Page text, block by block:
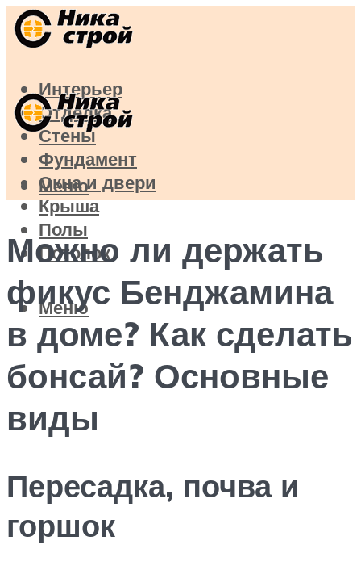
Интерьер
Отделка
Стены
Фундамент
Окна и двери
Крыша
Полы
Потолок
Меню
Меню
Можно ли держать
фикус Бенджамина
в доме? Как сделать
бонсай? Основные
виды
Пересадка, почва и
горшок